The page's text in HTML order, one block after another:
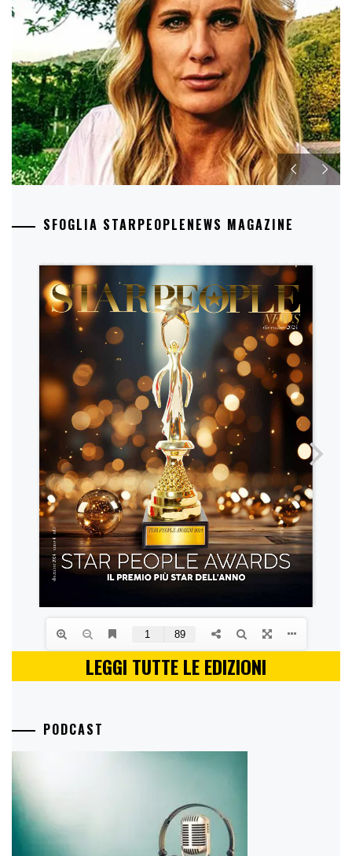
SFOGLIA STARPEOPLENEWS MAGAZINE
LEGGI TUTTE LE EDIZIONI
PODCAST